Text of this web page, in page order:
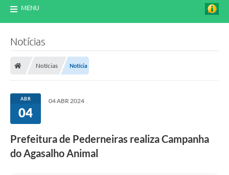
MENU
Notícias
Notícias Notícia
ABR
04
04 ABR 2024
Prefeitura de Pederneiras realiza Campanha
do Agasalho Animal